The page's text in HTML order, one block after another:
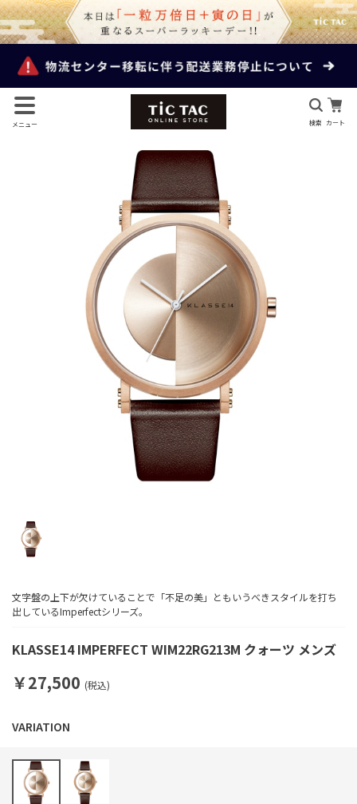
メニュー 検索 カート
KLASSE14 IMPERFECT WIM22RG213M クォーツ メンズ
文字盤の上下が欠けていることで「不足の美」ともいうべきスタイルを打ち
出しているImperfectシリーズ。
￥27,500 (税込)